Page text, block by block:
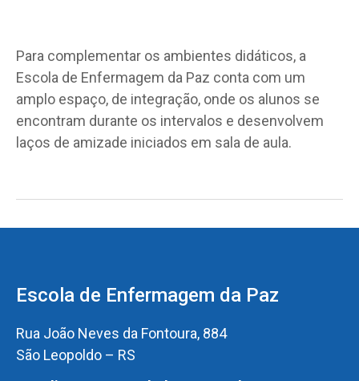
Para complementar os ambientes didáticos, a
Escola de Enfermagem da Paz conta com um
amplo espaço, de integração, onde os alunos se
encontram durante os intervalos e desenvolvem
laços de amizade iniciados em sala de aula.
Escola de Enfermagem da Paz
Rua João Neves da Fontoura, 884
São Leopoldo – RS